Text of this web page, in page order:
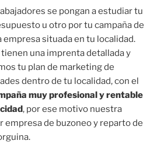
se pongan a estudiar tu
u otro por tu campaña de
empresa situada en tu localidad.
una imprenta detallada y
tu plan de marketing de
dentro de tu localidad, con el
muy profesional y rentable
, por ese motivo nuestra
empresa de buzoneo y reparto de